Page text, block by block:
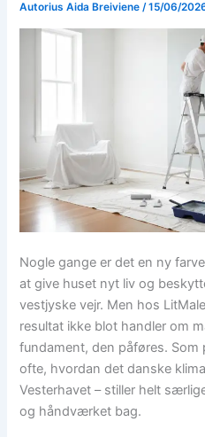
Autorius Aida Breiviene/15/06/
Nogle gange er det en ny
at give huset nyt liv og
vestjyske vejr. Men hos
resultat ikke blot handler om
fundament, den påføres. Som
ofte, hvordan det danske
Vesterhavet – stiller helt
og håndværket bag.